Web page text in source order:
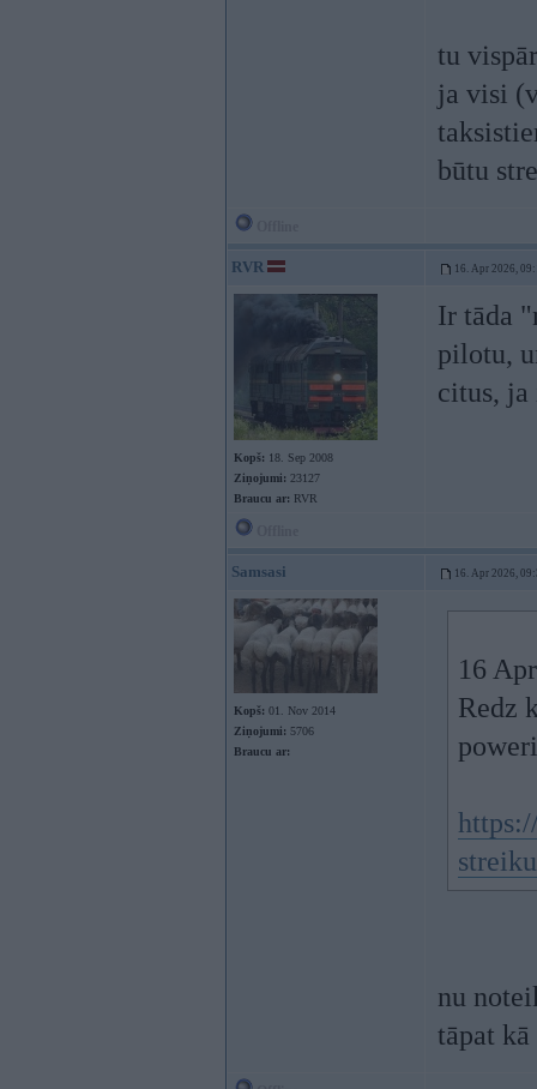
tu
ja visi
būtu
RVR 16. Apr 2026,
Kopš: 18. Sep 2008
Ziņojumi: 23127
Braucu ar: RVR
Ir tāda
pilotu,
citus,
Samsasi 16. Apr 2026,
Kopš: 01. Nov 2014
Ziņojumi: 5706
Braucu ar:
16
Redz
nu
tāpat